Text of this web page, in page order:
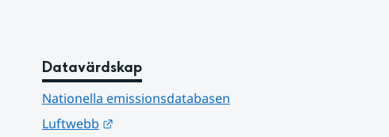
Datavärdskap
Nationella emissionsdatabasen
Luftwebb
Länk till annan webbplats.